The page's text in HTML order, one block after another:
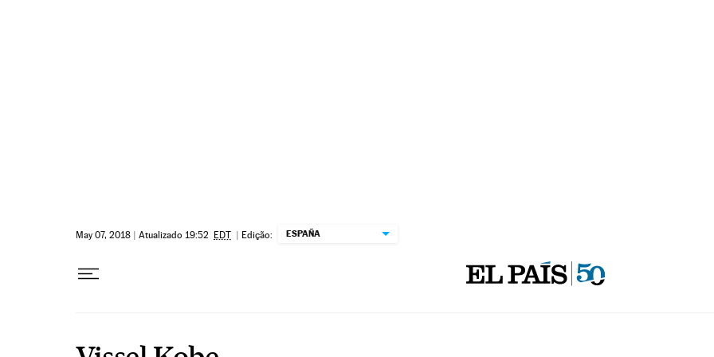
May 07, 2018 | Atualizado 19:52 EDT | Edição: ESPAÑA